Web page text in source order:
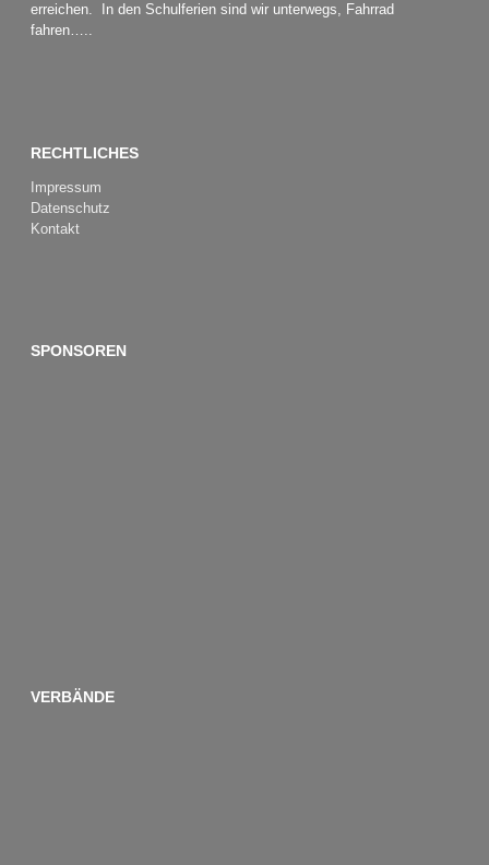
erreichen. In den Schulferien sind wir unterwegs, Fahrrad
fahren…..
RECHTLICHES
Impressum
Datenschutz
Kontakt
SPONSOREN
VERBÄNDE